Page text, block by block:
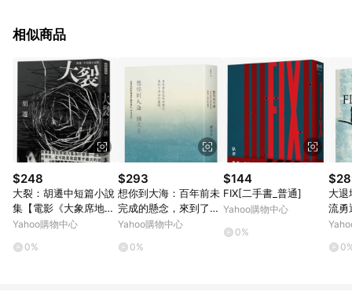
台灣樂天市場，並在同一瀏覽器於24小時內結帳，才享有 LINE
市場 45 天內完成訂單出貨及結帳，則不符合贈點資格。 (4) 如
使用APP、或中途瀏覽比價網、回饋網、Google等其他網頁、或
由網頁版(電腦版/手機版網頁)切換為App都將會造成追蹤中斷而
無法進行 LINE POINTS 回饋。 (5) LINE 購物為購物資訊整合性
平台，商品資料更新會有時間差，如顯示之商品規格、顏色、價
位、贈品與台灣樂天市場銷售網頁不符，以銷售網頁標示為準。
(6) 導購訂單已逾 365 天，根據台灣樂天回饋規定，逾期訂單將
不符合回饋資格。 (7) 若上述或其他原因，致使消費者無接收到
點數回饋或點數回饋有爭議，台灣樂天市場保有更改條款與法律
追訴之權利，活動詳情以樂天市場網站公告為準。
相似商品
$248
大裂：胡遷中短篇小說
集【電影《大象席地而
坐》改編原著】[二手
Yahoo購物中心
0%
$293
想你到大海：百年前未
完成的懸念，來到了雨
水的盡頭[二手書_普通]
Yahoo購物中心
0%
$144
FIX[二手書_普通]
Yahoo購物中心
0%
大退
流勇